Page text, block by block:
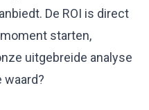
De ROI is direct
starten,
uitgebreide analyse
waard?